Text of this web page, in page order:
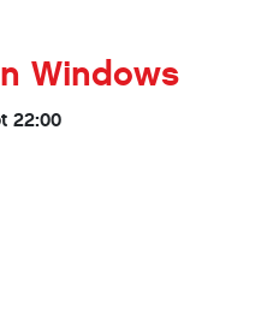
Windows
22:00